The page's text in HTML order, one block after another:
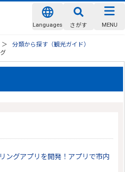
Languages さがす MENU
分類から探す（観光ガイド）
ングアプリを開発！アプリで市内